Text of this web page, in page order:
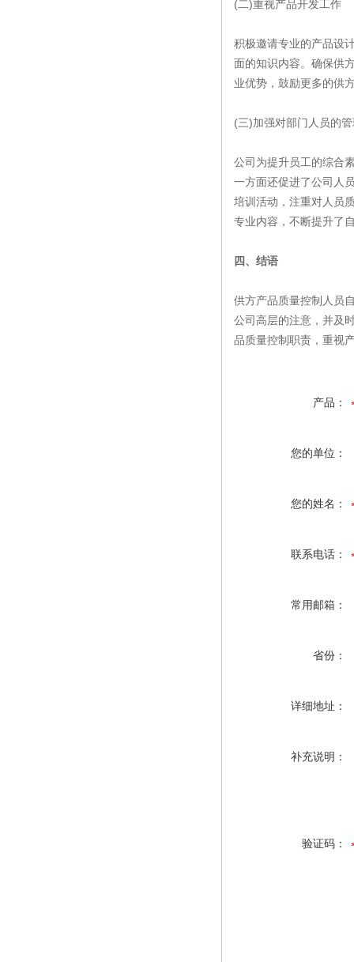
(二)重视产品开发工作
积极邀请专业的产品设
面的知识内容。确保供
业优势，鼓励更多的供
(三)加强对部门人员的
公司为提升员工的综合
一方面还促进了公司人
培训活动，注重对人员
专业内容，不断提升了
四、结语
供方产品质量控制人员
公司高层的注意，并及
品质量控制职责，重视
产品：
您的单位：
您的姓名：
联系电话：
常用邮箱：
省份：
详细地址：
补充说明：
验证码：